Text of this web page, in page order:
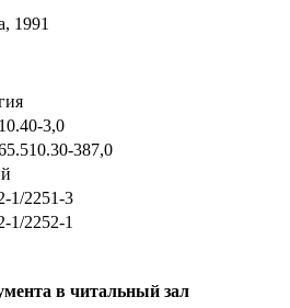
1991
3,0
387,0
1/2251-3
1/2252-1
в читальный зал